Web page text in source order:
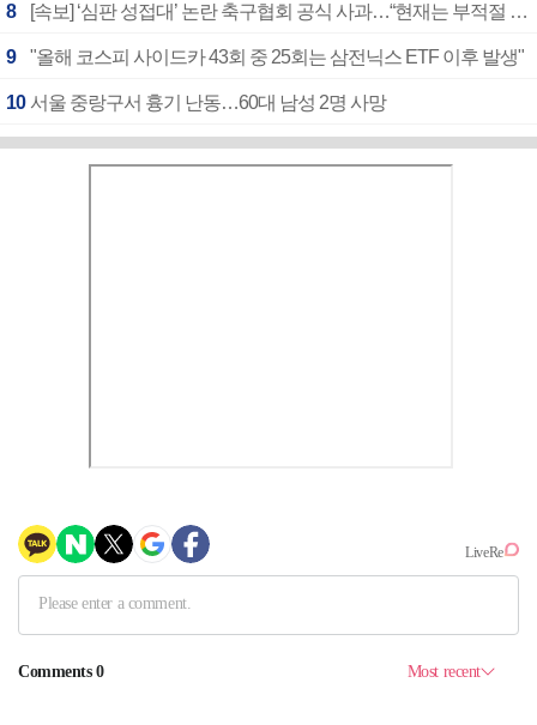
8 [속보] ‘심판 성접대’ 논란 축구협회 공식 사과…“현재는 부적절 행위 없어”
9 "올해 코스피 사이드카 43회 중 25회는 삼전닉스 ETF 이후 발생"
10 서울 중랑구서 흉기 난동…60대 남성 2명 사망